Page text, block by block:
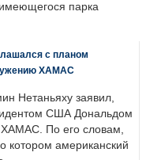
парка
с планом
ХАМАС
Нетаньяху заявил,
США Дональдом
По его словам,
котором американский